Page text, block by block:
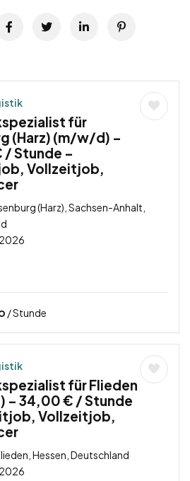
für
(Harz) (m/w/d) –
Stunde –
Vollzeitjob,
(Harz), Sachsen-Anhalt,
/ Stunde
für Flieden
– 34,00 € / Stunde
Vollzeitjob,
Hessen, Deutschland